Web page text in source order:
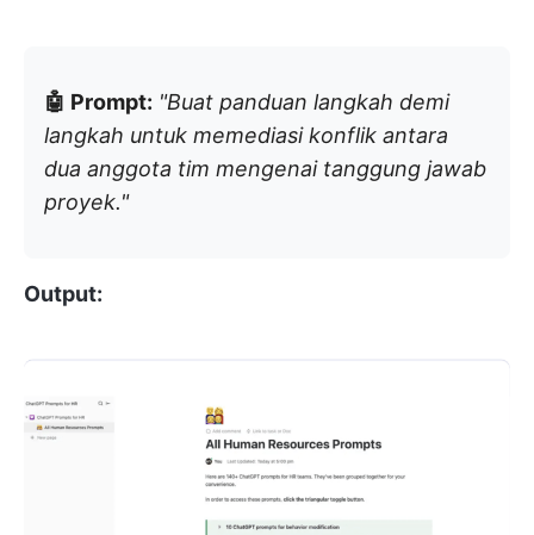
🤖 Prompt: "Buat panduan langkah demi
langkah untuk memediasi konflik antara
dua anggota tim mengenai tanggung jawab
proyek."
Output: